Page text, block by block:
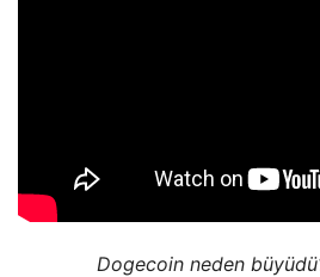
Dogecoin neden